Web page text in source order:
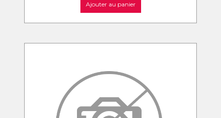
Ajouter au panier